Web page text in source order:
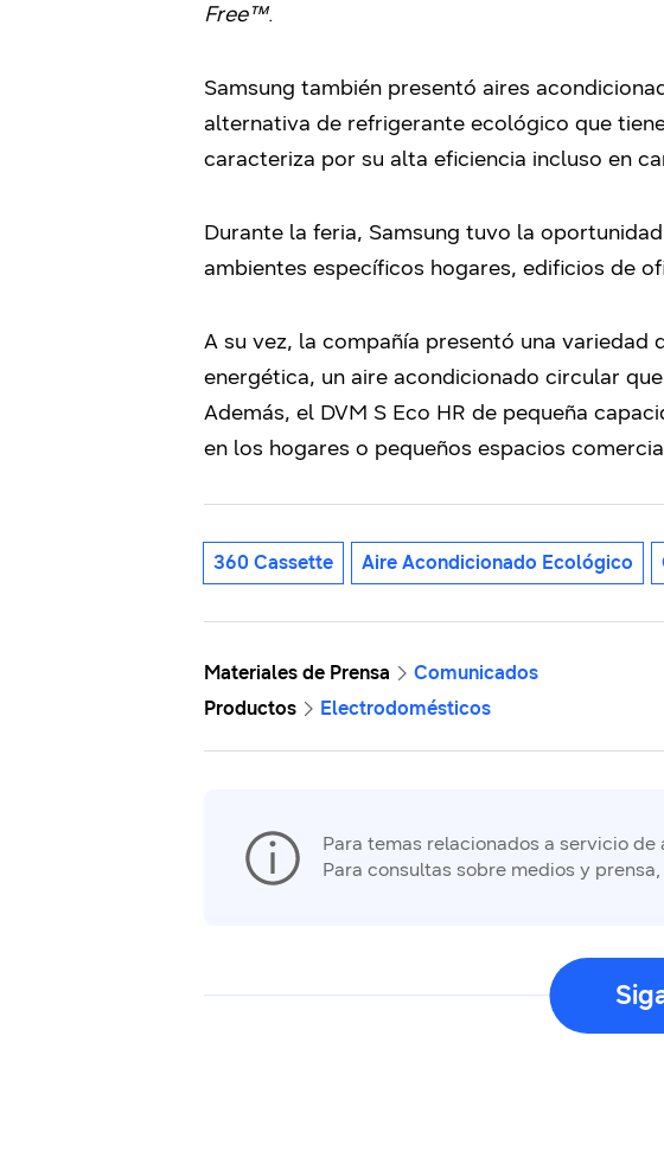
Free™.
Samsung también presentó aires
alternativa de refrigerante ecológico que
caracteriza por su alta eficiencia incluso en
Durante la feria, Samsung tuvo la
ambientes específicos hogares, edificios de
A su vez, la compañía presentó una
energética, un aire acondicionado circular
Además, el DVM S Eco HR de pequeña
en los hogares o pequeños espacios
360 Cassette Aire Acondicionado Ecológico
Materiales de Prensa
Comunicados
Productos
Electrodomésticos
Para temas relacionados a servicio
Para consultas sobre medios y